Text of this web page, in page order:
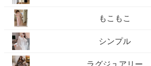
もこもこ
シンプル
ラグジュアリー